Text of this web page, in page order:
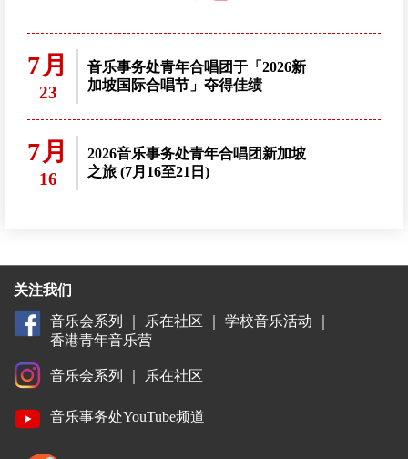
7月
23
音乐事务处青年合唱团于「2026新
加坡国际合唱节」夺得佳绩
7月
16
2026音乐事务处青年合唱团新加坡
之旅 (7月16至21日)
关注我们
音乐会系列
乐在社区 学校音乐活动
香港青年音乐营
音乐会系列 乐在社区
音乐事务处YouTube频道